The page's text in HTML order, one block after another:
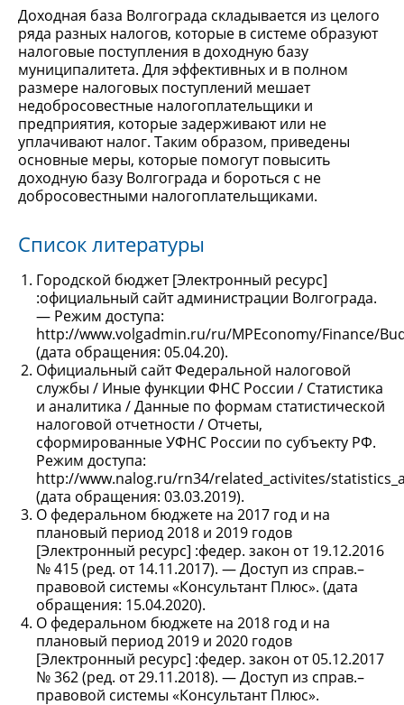
Доходная база Волгограда складывается из целого
ряда разных налогов, которые в системе образуют
налоговые поступления в доходную базу
муниципалитета. Для эффективных и в полном
размере налоговых поступлений мешает
недобросовестные налогоплательщики и
предприятия, которые задерживают или не
уплачивают налог. Таким образом, приведены
основные меры, которые помогут повысить
доходную базу Волгограда и бороться с не
добросовестными налогоплательщиками.
Список литературы
Городской бюджет [Электронный ресурс]
:официальный сайт администрации Волгограда.
— Режим доступа:
http://www.volgadmin.ru/ru/MPEconomy/Finance/
(дата обращения: 05.04.20).
Официальный сайт Федеральной налоговой
службы / Иные функции ФНС России / Статистика
и аналитика / Данные по формам статистической
налоговой отчетности / Отчеты,
сформированные УФНС России по субъекту РФ.
Режим доступа:
http://www.nalog.ru/rn34/related_activites/
(дата обращения: 03.03.2019).
О федеральном бюджете на 2017 год и на
плановый период 2018 и 2019 годов
[Электронный ресурс] :федер. закон от 19.12.2016
№ 415 (ред. от 14.11.2017). — Доступ из справ.–
правовой системы «Консультант Плюс». (дата
обращения: 15.04.2020).
О федеральном бюджете на 2018 год и на
плановый период 2019 и 2020 годов
[Электронный ресурс] :федер. закон от 05.12.2017
№ 362 (ред. от 29.11.2018). — Доступ из справ.–
правовой системы «Консультант Плюс».